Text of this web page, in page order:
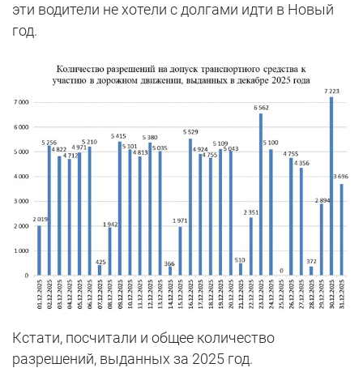
эти водители не хотели с долгами идти в Новый
год.
Кстати, посчитали и общее количество
разрешений, выданных за 2025 год.